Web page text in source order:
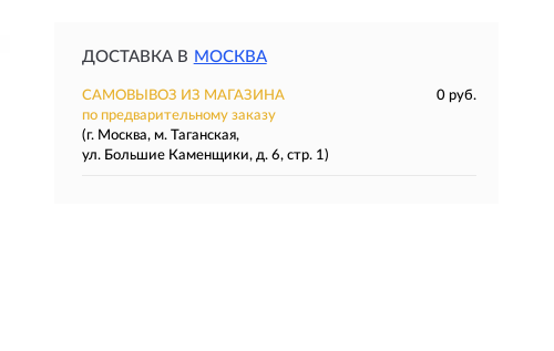
ДОСТАВКА В МОСКВА
САМОВЫВОЗ ИЗ МАГАЗИНА
0 руб.
по предварительному заказу
(г. Москва, м. Таганская,
ул. Большие Каменщики, д. 6, стр. 1)